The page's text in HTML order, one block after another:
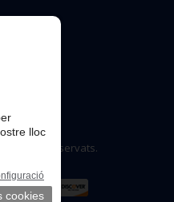
els drets reservats.
lloc
cookies